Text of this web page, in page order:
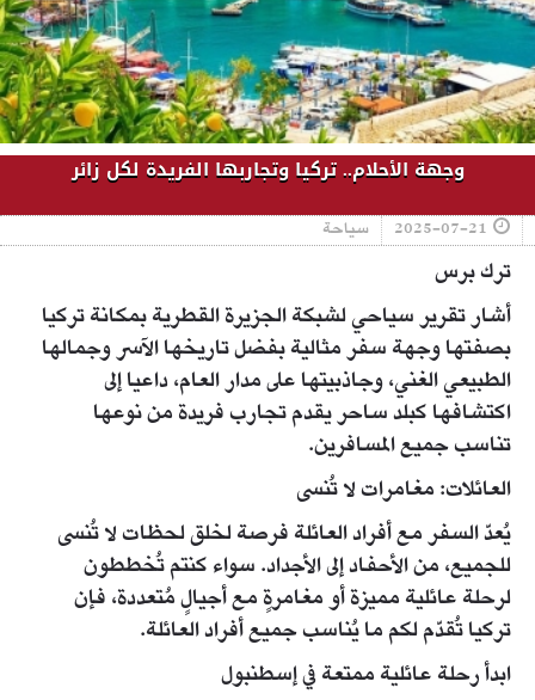
وجهة الأحلام.. تركيا وتجاربها الفريدة لكل زائر
2025-07-21 سياحة
ترك برس
أشار تقرير سياحي لشبكة الجزيرة القطرية بمكانة تركيا
بصفتها وجهة سفر مثالية بفضل تاريخها الآسر وجمالها
الطبيعي الغني، وجاذبيتها على مدار العام، داعيا إلى
اكتشافها كبلد ساحر يقدم تجارب فريدة من نوعها
تناسب جميع المسافرين.
العائلات: مغامرات لا تُنسى
يُعدّ السفر مع أفراد العائلة فرصة لخلق لحظات لا تُنسى
للجميع، من الأحفاد إلى الأجداد. سواء كنتم تُخططون
لرحلة عائلية مميزة أو مغامرةٍ مع أجيالٍ مُتعددة، فإن
تركيا تُقدّم لكم ما يُناسب جميع أفراد العائلة.
ابدأ رحلة عائلية ممتعة في إسطنبول